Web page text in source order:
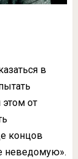
в
от
концов
неведомую».